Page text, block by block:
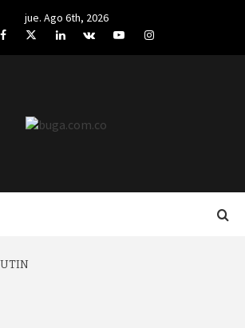
jue. Ago 6th, 2026
FacebookTwitterLinkedIn
VK YouTubeInstagram